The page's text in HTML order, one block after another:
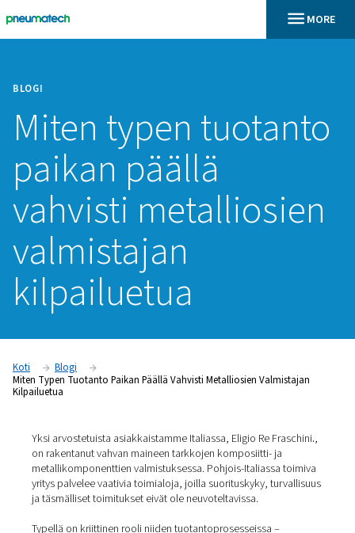
BLOGI
Miten typen
paikan päällä
vahvisti
valmistajan
kilpailuetua
Koti
Blogi
Miten Typen Tuotanto Paikan Päällä Vahvisti Metalliosien
Kilpailuetua